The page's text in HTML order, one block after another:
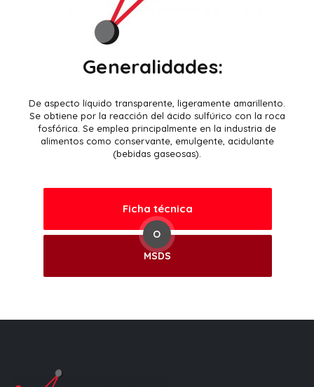
Generalidades:
De aspecto líquido transparente, ligeramente amarillento.
Se obtiene por la reacción del ácido sulfúrico con la roca
fosfórica. Se emplea principalmente en la industria de
alimentos como conservante, emulgente, acidulante
(bebidas gaseosas).
Ficha técnica
O
MSDS